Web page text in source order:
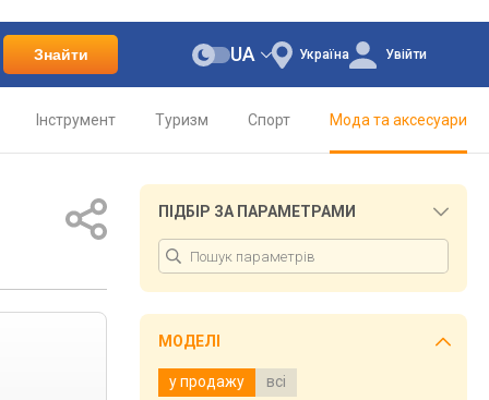
Знайти Україна
UA Увійти
Інструмент Туризм Спорт Мода та аксесуари
ПІДБІР ЗА ПАРАМЕТРАМИ
МОДЕЛІ
у продажу всі